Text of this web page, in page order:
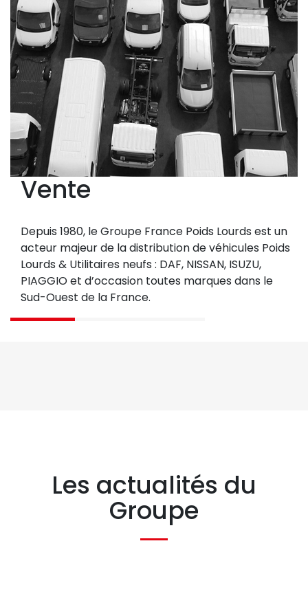
Vente
Depuis 1980, le Groupe France Poids Lourds est un
acteur majeur de la distribution de véhicules Poids
Lourds & Utilitaires neufs : DAF, NISSAN, ISUZU,
PIAGGIO et d’occasion toutes marques dans le
Sud-Ouest de la France.
Les actualités du
Groupe